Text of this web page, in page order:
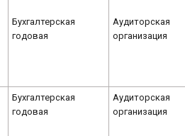
Бухгалтерская
годовая
Аудиторская
организация
Бухгалтерская
годовая
Аудиторская
организация